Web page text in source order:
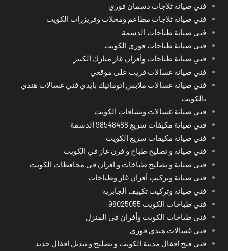
فني صيانة ثلاجات دسمان فوري
فني صيانة ثلاجات مطاعم ومحلات وفريزرات الكويت
فني صيانة طباخات الدسمة
فني صيانة طباخات فوري الكويت
فني صيانة طباخات وأفران غاز مبارك الكبير
فني صيانة غسالات قريب على موقعي
فني صيانة غسالات ملابس اتوماتيك بايدي فني غسالات هندي
بالكويت
فني صيانة غسالات ونشافات الكويت
فني صيانة مكيفات سريع 98548488 الدسمة
فني صيانة مكيفات سريع الكويت
فني صيانة و تصليح طباخ و فرن غاز في الكويت
فني صيانة و تصليح طباخات و افران في محافظات الكويت
فني صيانة وتركيب أفران غاز وطباخات
فني صيانة وتركيب تكييف الجابرية
فني طباخات الكويت 98025055
فني طباخات الكويت وأفران في المنزل
فني غسالات هندي فوري
فني فتح أقفال مدينة الكويت و تصليح و تبديل اقفال حديد